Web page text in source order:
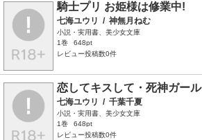
騎士プリ お姫様は修業中!
七海ユウリ / 神無月ねむ
小説・実用書、美少女文庫
1巻
648pt
レビュー投稿数0件
恋してキスして・死神ガール
七海ユウリ / 千葉千夏
小説・実用書、美少女文庫
1巻
648pt
レビュー投稿数0件